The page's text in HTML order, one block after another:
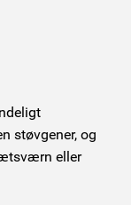
støvgener, og
eller